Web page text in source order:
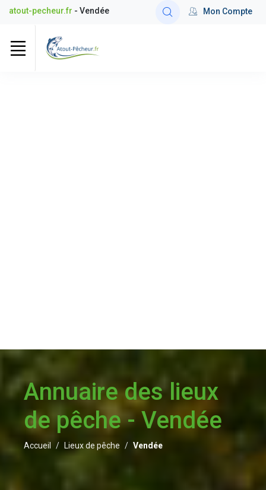
atout-pecheur.fr - Vendée Mon Compte
Annuaire des lieux
de pêche - Vendée
Accueil Lieux de pêche Vendée